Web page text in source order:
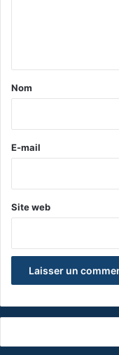
a
e
Nom
E-mail
Site web